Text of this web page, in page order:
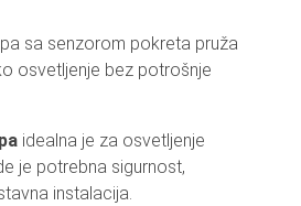
sa senzorom pokreta pruža
osvetljenje bez potrošnje
idealna je za osvetljenje
je potrebna sigurnost,
instalacija.